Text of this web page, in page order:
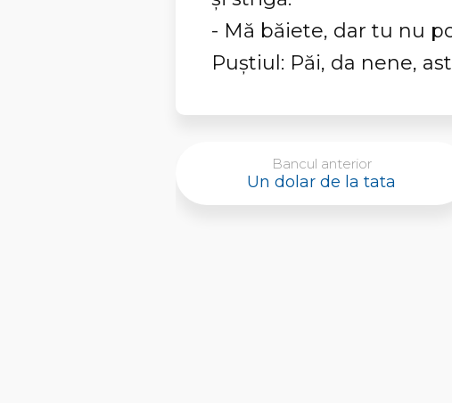
- Mă băiete, dar tu nu
Puștiul: Păi, da nene,
Bancul anterior
Un dolar de la tata